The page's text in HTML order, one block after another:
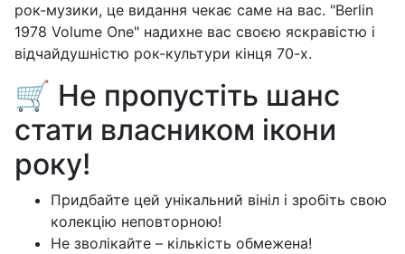
рок-музики, це видання чекає саме на вас. "Berlin
1978 Volume One" надихне вас своєю яскравістю і
відчайдушністю рок-культури кінця 70-х.
🛒 Не пропустіть шанс
стати власником ікони
року!
Придбайте цей унікальний вініл і зробіть свою
колекцію неповторною!
Не зволікайте – кількість обмежена!